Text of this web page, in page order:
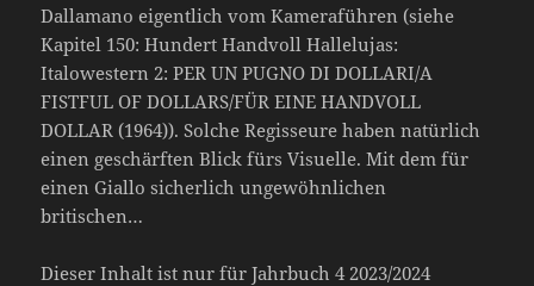
Dallamano eigentlich vom Kameraführen (siehe
Kapitel 150: Hundert Handvoll Hallelujas:
Italowestern 2: PER UN PUGNO DI DOLLARI/A
FISTFUL OF DOLLARS/FÜR EINE HANDVOLL
DOLLAR (1964)). Solche Regisseure haben natürlich
einen geschärften Blick fürs Visuelle. Mit dem für
einen Giallo sicherlich ungewöhnlichen
britischen…
Dieser Inhalt ist nur für Jahrbuch 4 2023/2024